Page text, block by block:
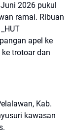
2026 pukul
ramai. Ribuan
apel ke
trotoar dan
Kab.
kawasan